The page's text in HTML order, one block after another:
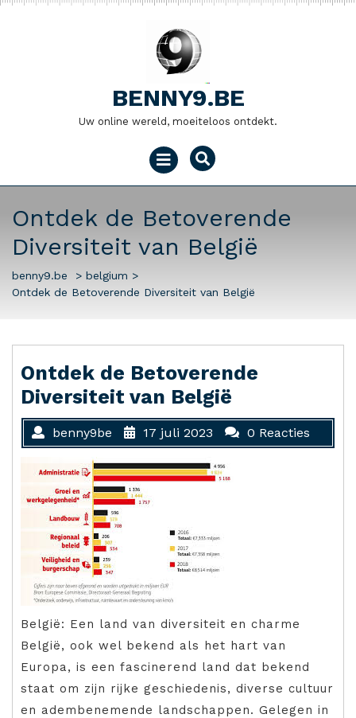
Naar
BENNY9.BE
Uw online wereld, moeiteloos ontdekt.
Menu
openen
Ontdek de Betoverende
Diversiteit van België
benny9.be > belgium >
Ontdek de Betoverende Diversiteit van België
Ontdek de Betoverende
Diversiteit van België
benny9be 17 juli 2023 0 Reacties
België: Een land van diversiteit en charme
België, ook wel bekend als het hart van
Europa, is een fascinerend land dat bekend
staat om zijn rijke geschiedenis, diverse cultuur
en adembenemende landschappen. Gelegen in